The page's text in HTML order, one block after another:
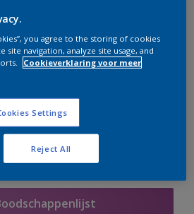
Bereken
niet mogelijk dit product online
dichtstbijzijnde winkel of klik op
you agree to the storing of cookies
site navigation, analyze site usage, and
Cookieverklaring voor meer
Settings
Reject All